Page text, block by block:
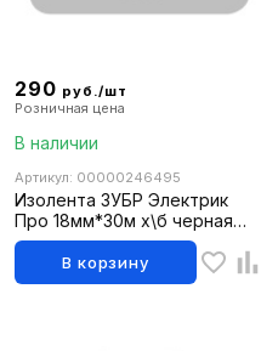
290 руб./шт
Розничная цена
В наличии
Артикул: 00000246495
Изолента ЗУБР Электрик
Про 18мм*30м х\б черная
ПРФЕССИОНАЛ
В корзину